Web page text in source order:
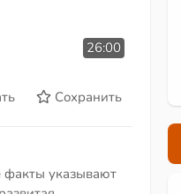
26:00
Сохранить
факты указывают